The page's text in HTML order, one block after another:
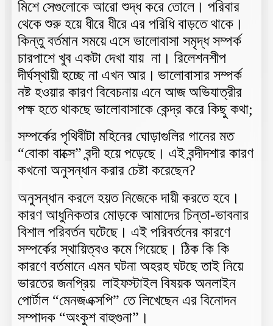
মিশে সেগুলোকে আরো শুদ্ধ করে তোলে। পরিবার
থেকে শুরু হয়ে ধীরে ধীরে এর পরিধি বাড়তে থাকে।
কিন্তু বর্তমান সময়ে এসে ভালোবাসা সমৃদ্ধ সম্পর্ক
চারপাশে খুব একটা দেখা যায় না। রিলেশনশীপ
দীর্ঘস্থায়ী হচ্ছে না এখন আর। ভালোবাসার সম্পর্ক
নষ্ট হওয়ার কারণ বিবেচনায় এনে আজ অভিযাত্রীর
পক্ষ হতে থাকছে ভালোবাসাকে কেন্দ্র করে কিছু কথা;
সম্পর্কের পৃথিবীটা মহিনের ঘোড়াগুলির গানের মত
“বোকা বাক্সে” বন্দী হয়ে পড়েছে। এই বন্দীদশার কারণ
কখনো অনুসন্ধান করার চেষ্টা করেছেন?
অনুসন্ধান করলে হয়ত নিজেকে দায়ী করতে হবে।
কারণ আধুনিকতার মোড়কে আমাদের চিন্তা-ভাবনার
বিশাল পরিবর্তন ঘটেছে। এই পরিবর্তনের কারণে
সম্পর্কের স্থায়িত্বও কমে গিয়েছে। ঠিক কি কি
কারণে বর্তমানে এমন ঘটনা অহরহ ঘটছে তাই নিয়ে
ভারতের জনপ্রিয় লাইফস্টাইল বিষয়ক অনলাইন
পোর্টাল “মেনজএক্সপি” তে লিখেছেন এর বিনোদন
সম্পাদক “অংকুশ বাহুগুনা”।